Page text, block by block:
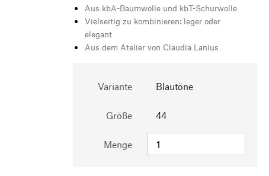
Aus kbA-Baumwolle und kbT-Schurwolle
Vielseitig zu kombinieren: leger oder
elegant
Aus dem Atelier von Claudia Lanius
Variante Blautöne
Größe 44
Menge